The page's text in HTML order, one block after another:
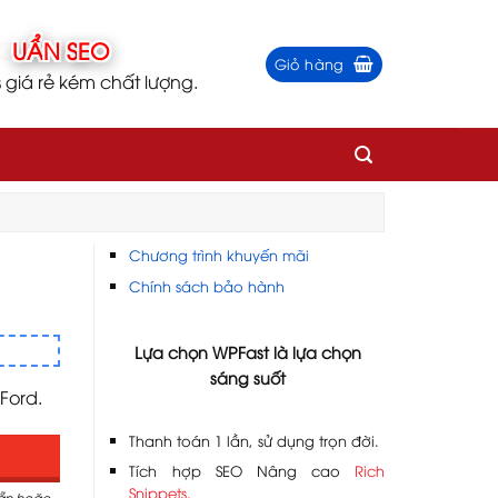
giá rẻ kém chất lượng.
Giỏ hàng
Chương trình khuyến mãi
Chính sách bảo hành
Lựa chọn WPFast là lựa chọn
sáng suốt
Thanh toán 1 lần, sử dụng trọn đời.
Tích hợp SEO Nâng cao Rich
Snippets.